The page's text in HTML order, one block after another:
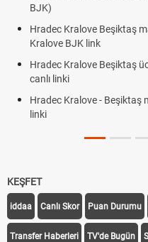
BJK)
Hradec Kralove Beşiktaş
Kralove BJK link
Hradec Kralove Beşiktaş
canlı linki
Hradec Kralove - Beşiktaş
linki
KEŞFET
iddaa Canlı Skor Puan Durumu
Transfer Haberleri TV'de Bugün